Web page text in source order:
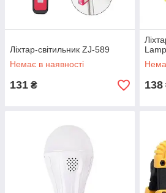
Ліхтар-світильник ZJ-589
Немає в наявності
131 ₴ 138